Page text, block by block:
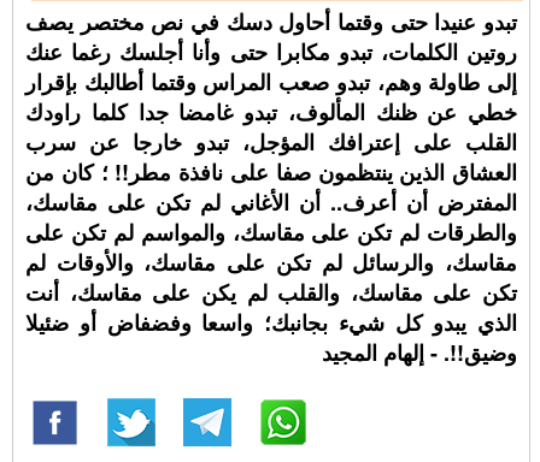
تبدو عنيدا حتى وقتما أحاول دسك في نص مختصر يصف
روتين الكلمات، تبدو مكابرا حتى وأنا أجلسك رغما عنك
إلى طاولة وهم، تبدو صعب المراس وقتما أطالبك بإقرار
خطي عن ظنك المألوف، تبدو غامضا جدا كلما راودك
القلب على إعترافك المؤجل، تبدو خارجا عن سرب
العشاق الذين ينتظمون صفا على نافذة مطر!! ؛ كان من
المفترض أن أعرف.. أن الأغاني لم تكن على مقاسك،
والطرقات لم تكن على مقاسك، والمواسم لم تكن على
مقاسك، والرسائل لم تكن على مقاسك، والأوقات لم
تكن على مقاسك، والقلب لم يكن على مقاسك، أنت
الذي يبدو كل شيء بجانبك؛ واسعا وفضفاض أو ضئيلا
وضيق!!. - إلهام المجيد